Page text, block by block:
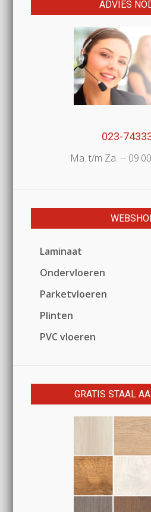
ADVIES
023-
Ma. t/m Za. --
Laminaat
Ondervloeren
Parketvloeren
Plinten
PVC vloeren
GRATIS STAAL